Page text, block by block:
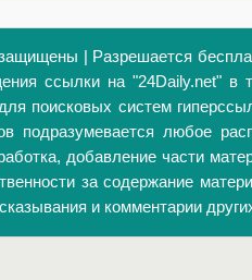
| Разрешается
ссылки на "24Daily.net" в
поисковых систем
подразумевается любое
добавление части
за содержание
и комментарии